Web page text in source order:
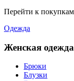
Перейти к покупкам
Одежда
Женская одежда
Брюки
Блузки